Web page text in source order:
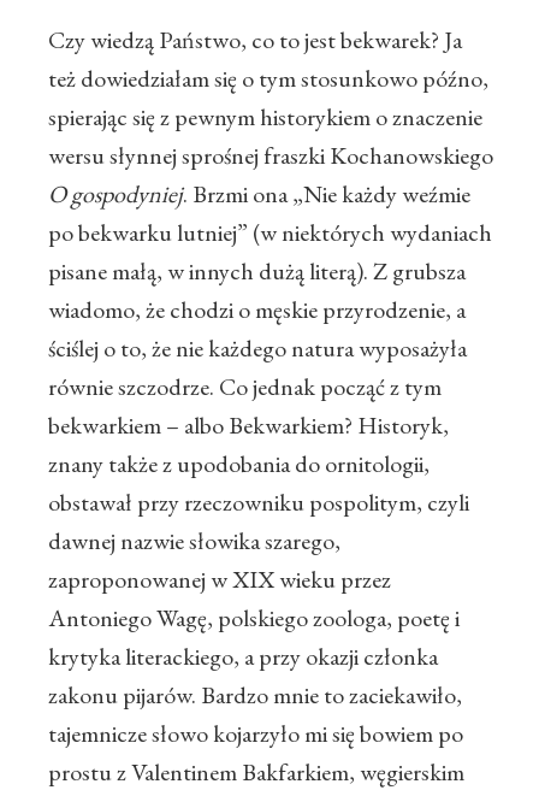
Czy wiedzą Państwo, co to jest bekwarek? Ja
też dowiedziałam się o tym stosunkowo późno,
spierając się z pewnym historykiem o znaczenie
wersu słynnej sprośnej fraszki Kochanowskiego
O gospodyniej. Brzmi ona „Nie każdy weźmie
po bekwarku lutniej” (w niektórych wydaniach
pisane małą, w innych dużą literą). Z grubsza
wiadomo, że chodzi o męskie przyrodzenie, a
ściślej o to, że nie każdego natura wyposażyła
równie szczodrze. Co jednak począć z tym
bekwarkiem – albo Bekwarkiem? Historyk,
znany także z upodobania do ornitologii,
obstawał przy rzeczowniku pospolitym, czyli
dawnej nazwie słowika szarego,
zaproponowanej w XIX wieku przez
Antoniego Wagę, polskiego zoologa, poetę i
krytyka literackiego, a przy okazji członka
zakonu pijarów. Bardzo mnie to zaciekawiło,
tajemnicze słowo kojarzyło mi się bowiem po
prostu z Valentinem Bakfarkiem, węgierskim